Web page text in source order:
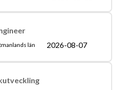
län 2026-08-07